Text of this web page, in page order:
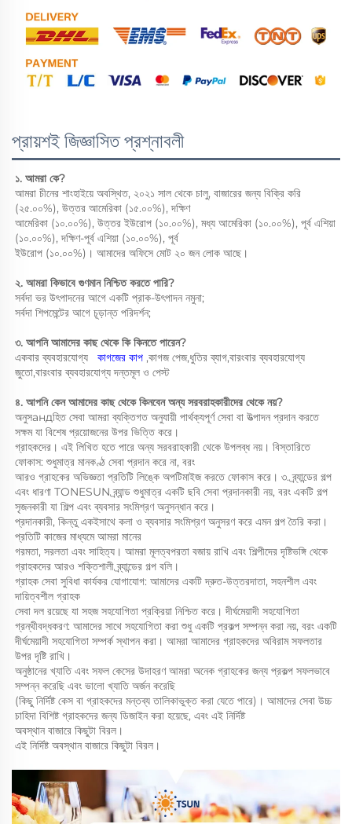
প্রায়শই জিজ্ঞাসিত প্রশ্নাবলী
১. আমরা কে?
আমরা চীনের শাংহাইয়ে অবস্থিত, ২০২১ সাল থেকে চালু, বাজারের জন্য বিক্রি করি
(২৫.০০%), উত্তর আমেরিকা (১৫.০০%), দক্ষিণ
আমেরিকা (১০.০০%), উত্তর ইউরোপ (১০.০০%), মধ্য আমেরিকা (১০.০০%), পূর্ব এশিয়া
(১০.০০%), দক্ষিণ-পূর্ব এশিয়া (১০.০০%), পূর্ব
ইউরোপ (১০.০০%)। আমাদের অফিসে মোট ২০ জন লোক আছে।
২. আমরা কিভাবে গুণমান নিশ্চিত করতে পারি?
সর্বদা ভর উৎপাদনের আগে একটি প্রাক-উৎপাদন নমুনা;
সর্বদা শিপমেন্টের আগে চূড়ান্ত পরিদর্শন;
৩. আপনি আমাদের কাছ থেকে কি কিনতে পারেন?
একবার ব্যবহারযোগ্য কাগজের কাপ ,কাগজ পেজ,ধুতির ব্যাগ,বারংবার ব্যবহারযোগ্য
জুতো,বারংবার ব্যবহারযোগ্য দন্তমূল ও পেস্ট
৪. আপনি কেন আমাদের কাছ থেকে কিনবেন অন্য সরবরাহকারীদের থেকে নয়?
অনুসандহিত সেবা আমরা ব্যক্তিগত অনুযায়ী পার্থক্যপূর্ণ সেবা বা উত্পাদন প্রদান করতে
সক্ষম যা বিশেষ প্রয়োজনের উপর ভিত্তি করে।
গ্রাহকদের। এই লিখিত হতে পারে অন্য সরবরাহকারী থেকে উপলব্ধ নয়। বিস্তারিতে
ফোকাস: শুধুমাত্র মানকণ্ঠ সেবা প্রদান করে না, বরং
আরও গ্রাহকের অভিজ্ঞতা প্রতিটি লিঙ্কে অপটিমাইজ করতে ফোকাস করে। ৩. ব্র্যান্ডের গল্প
এবং ধারণা TONESUN ব্র্যান্ড শুধুমাত্র একটি ছবি সেবা প্রদানকারী নয়, বরং একটি গল্প
সৃজনকারী যা শিল্প এবং ব্যবসার সংমিশ্রণ অনুসন্ধান করে।
প্রদানকারী, কিন্তু একইসাথে কলা ও ব্যবসার সংমিশ্রণ অনুসরণ করে এমন গল্প তৈরি করা।
প্রতিটি কাজের মাধ্যমে আমরা মানের
গরমতা, সরলতা এবং সাহিত্য। আমরা মূলত্বপরতা বজায় রাখি এবং শিল্পীদের দৃষ্টিভঙ্গি থেকে
গ্রাহকদের আরও শক্তিশালী ব্র্যান্ডের গল্প বলি।
গ্রাহক সেবা সুবিধা কার্যকর যোগাযোগ: আমাদের একটি দ্রুত-উত্তরদাতা, সহনশীল এবং
দায়িত্বশীল গ্রাহক
সেবা দল রয়েছে যা সহজ সহযোগিতা প্রক্রিয়া নিশ্চিত করে। দীর্ঘমেয়াদী সহযোগিতা
গ্রন্থীবদ্ধকরণ: আমাদের সাথে সহযোগিতা করা শুধু একটি প্রকল্প সম্পন্ন করা নয়, বরং একটি
দীর্ঘমেয়াদী সহযোগিতা সম্পর্ক স্থাপন করা। আমরা আমাদের গ্রাহকদের অবিরাম সফলতার
উপর দৃষ্টি রাখি।
অনুষ্ঠানের খ্যাতি এবং সফল কেসের উদাহরণ আমরা অনেক গ্রাহকের জন্য প্রকল্প সফলভাবে
সম্পন্ন করেছি এবং ভালো খ্যাতি অর্জন করেছি
(কিছু নির্দিষ্ট কেস বা গ্রাহকদের মন্তব্য তালিকাভুক্ত করা যেতে পারে)। আমাদের সেবা উচ্চ
চাহিদা বিশিষ্ট গ্রাহকদের জন্য ডিজাইন করা হয়েছে, এবং এই নির্দিষ্ট
অবস্থান বাজারে কিছুটা বিরল।
এই নির্দিষ্ট অবস্থান বাজারে কিছুটা বিরল।